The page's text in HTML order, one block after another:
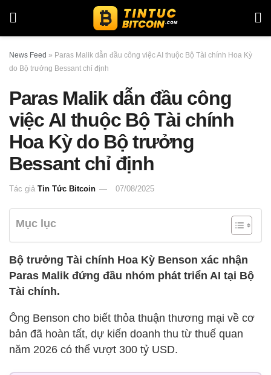
News Feed » Paras Malik dẫn đầu công việc AI thuộc Bộ Tài chính Hoa Kỳ
do Bộ trưởng Bessant chỉ định
Paras Malik dẫn đầu công
việc AI thuộc Bộ Tài chính
Hoa Kỳ do Bộ trưởng
Bessant chỉ định
Tác giả Tin Tức Bitcoin 07/08/2025
Mục lục
Bộ trưởng Tài chính Hoa Kỳ Benson xác nhận
Paras Malik đứng đầu nhóm phát triển AI tại Bộ
Tài chính.
Ông Benson cho biết thỏa thuận thương mại về cơ
bản đã hoàn tất, dự kiến doanh thu từ thuế quan
năm 2026 có thể vượt 300 tỷ USD.